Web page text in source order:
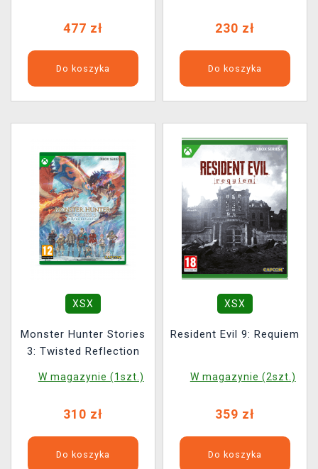
477 zł
Do koszyka
230 zł
Do koszyka
XSX
Monster Hunter Stories
3: Twisted Reflection
W magazynie (1szt.)
310 zł
Do koszyka
XSX
Resident Evil 9: Requiem
W magazynie (2szt.)
359 zł
Do koszyka